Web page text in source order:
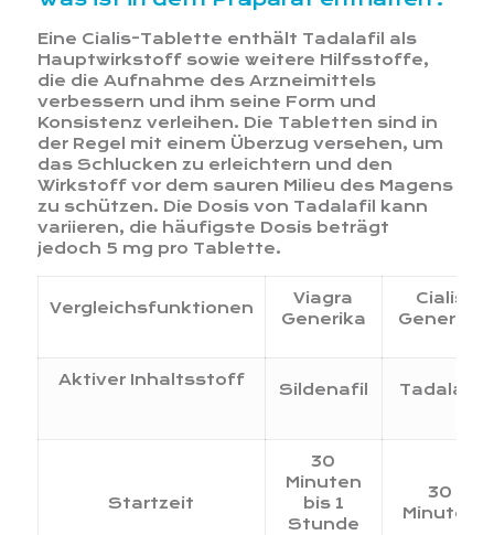
Eine Cialis-Tablette enthält Tadalafil als
Hauptwirkstoff sowie weitere Hilfsstoffe,
die die Aufnahme des Arzneimittels
verbessern und ihm seine Form und
Konsistenz verleihen. Die Tabletten sind in
der Regel mit einem Überzug versehen, um
das Schlucken zu erleichtern und den
Wirkstoff vor dem sauren Milieu des Magens
zu schützen. Die Dosis von Tadalafil kann
variieren, die häufigste Dosis beträgt
jedoch 5 mg pro Tablette.
Vergleichsfunktionen
Viagra
Generika
Cialis
Generika
Aktiver Inhaltsstoff
Sildenafil Tadalafil
Startzeit
30
Minuten
bis 1
Stunde
30
Minuten